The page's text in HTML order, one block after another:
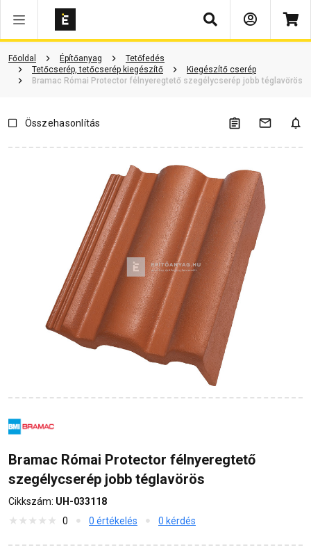
Keresés
Főoldal Építőanyag
Tetőfedés
Tetőcserép, tetőcserép kiegészítő
Kiegészítő cserép
Bramac Római Protector félnyeregtető szegélycserép jobb téglavörös
Dokumentumok Kérdések és válaszok
Összehasonlítás
Bramac Római Protector félnyeregtető
szegélycserép jobb téglavörös
Cikkszám: UH-033118
0
0 értékelés 0 kérdés